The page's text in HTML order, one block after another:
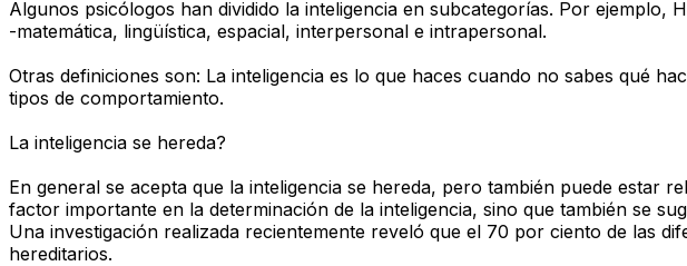
Algunos psicólogos han dividido la inteligencia en subcategorías. Por
-matemática, lingüística, espacial, interpersonal e intrapersonal.
Otras definiciones son: La inteligencia es lo que haces cuando no sabes qué
tipos de comportamiento.
La inteligencia se hereda?
En general se acepta que la inteligencia se hereda, pero también puede estar
factor importante en la determinación de la inteligencia, sino que también se
Una investigación realizada recientemente reveló que el 70 por ciento de las
hereditarios.